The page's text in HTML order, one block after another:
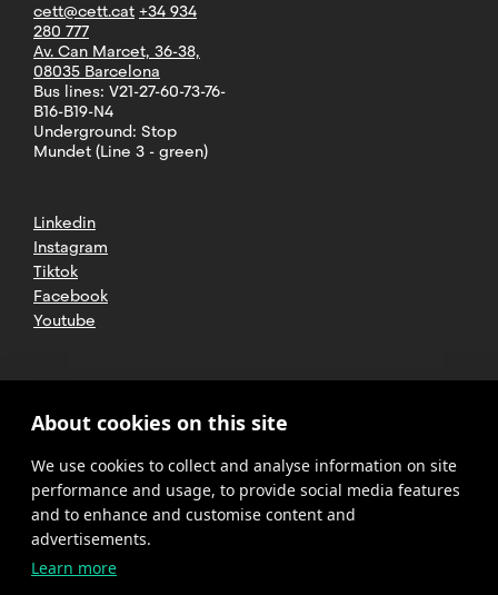
cett@cett.cat +34 934
280 777
Av. Can Marcet, 36-38,
08035 Barcelona
Bus lines: V21-27-60-73-76-
B16-B19-N4
Underground: Stop
Mundet (Line 3 - green)
Linkedin
Instagram
Tiktok
Facebook
Youtube
advice
Privacy
policy
Cookies
About cookies on this site
We use cookies to collect and analyse information on site
performance and usage, to provide social media features
and to enhance and customise content and
advertisements.
Learn more